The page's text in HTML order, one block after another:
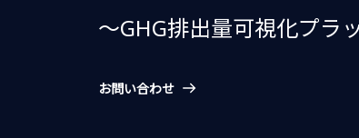
～GHG排出量可視化プラ
お問い合わせ